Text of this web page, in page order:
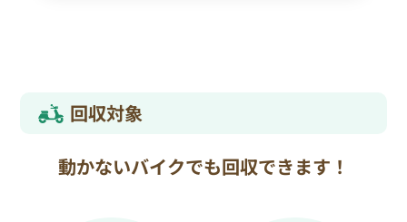
回収対象
動かないバイクでも回収できます！